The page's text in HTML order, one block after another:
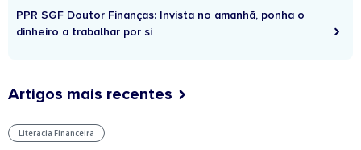
PPR SGF Doutor Finanças: Invista no amanhã, ponha o
dinheiro a trabalhar por si
Artigos mais recentes
Literacia Financeira